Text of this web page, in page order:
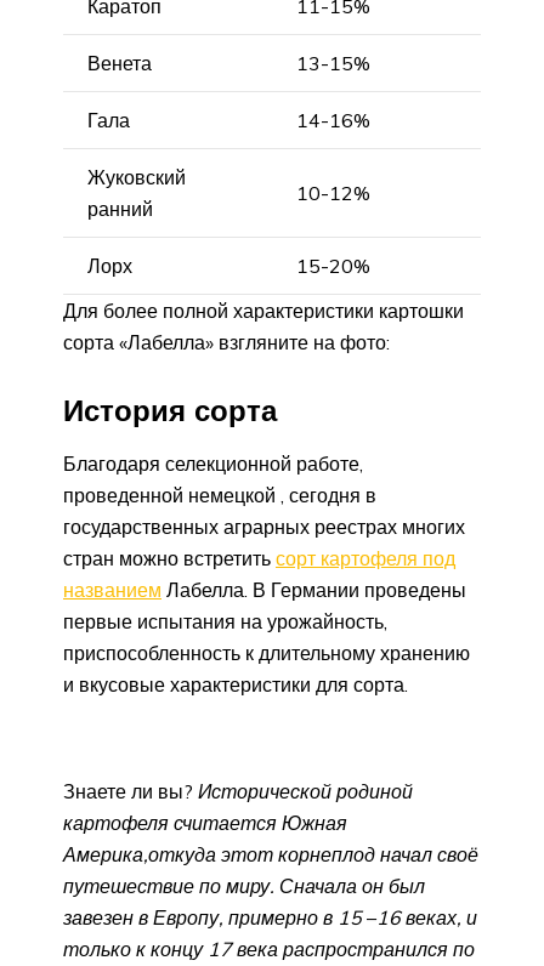
Каратоп 11-15%
Венета 13-15%
Гала 14-16%
Жуковский
ранний
10-12%
Лорх
15-20%
Для более полной характеристики картошки
сорта «Лабелла» взгляните на фото:
История сорта
Благодаря селекционной работе,
проведенной немецкой , сегодня в
государственных аграрных реестрах многих
стран можно встретить сорт картофеля под
названием Лабелла. В Германии проведены
первые испытания на урожайность,
приспособленность к длительному хранению
и вкусовые характеристики для сорта.
Знаете ли вы? Исторической родиной
картофеля считается Южная
Америка,откуда этот корнеплод начал своё
путешествие по миру. Сначала он был
завезен в Европу, примерно в 15–16 веках, и
только к концу 17 века распространился по